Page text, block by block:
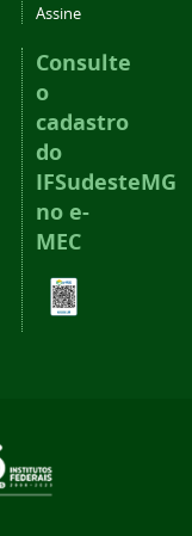
Assine
Consulte
o
cadastro
do
IFSudesteMG
no e-
MEC